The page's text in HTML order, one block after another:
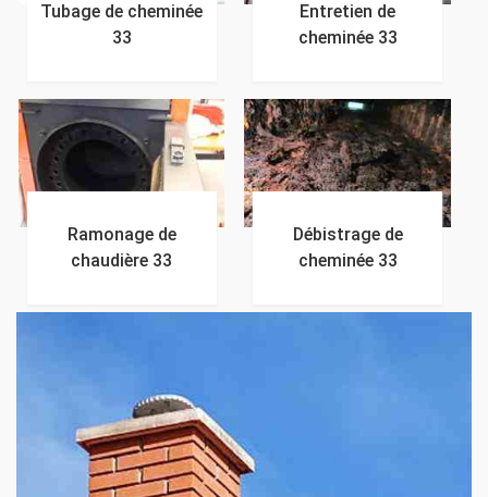
Tubage de cheminée
33
Entretien de
cheminée 33
Ramonage de
chaudière 33
Débistrage de
cheminée 33